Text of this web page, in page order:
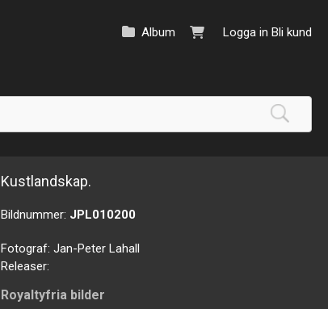
Logga in Bli kund
Album
Kustlandskap.
Bildnummer: JPL010200
Fotograf:Jan-Peter Lahall
Releaser:
Royaltyfria bilder